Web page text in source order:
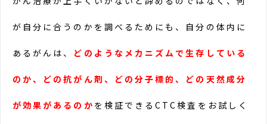
が自分に合うのかを調べるためにも、自分の体内に
あるがんは、 どのようなメカニズムで生存している
のか、どの抗がん剤、どの分子標的、どの天然成分
が効果があるのか を検証できるCTC検査をお試しく